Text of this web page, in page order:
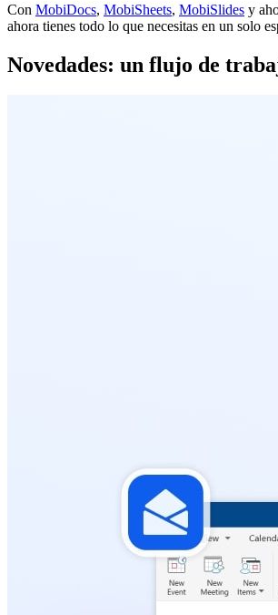
Con MobiDocs, MobiSheets, MobiSlides y
ahora tienes todo lo que necesitas en un solo
Novedades: un flujo de